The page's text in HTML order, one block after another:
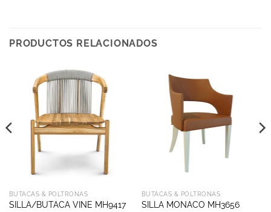
PRODUCTOS RELACIONADOS
BUTACAS & POLTRONAS
SILLA/BUTACA VINE MH9417
BUTACAS & POLTRONAS
SILLA MONACO MH3656